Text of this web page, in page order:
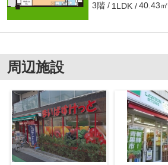
3階 1LDK 40.43㎡
周辺施設